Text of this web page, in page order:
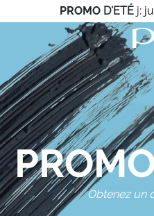
PROMO D'ETÉ j:
Obtenez un